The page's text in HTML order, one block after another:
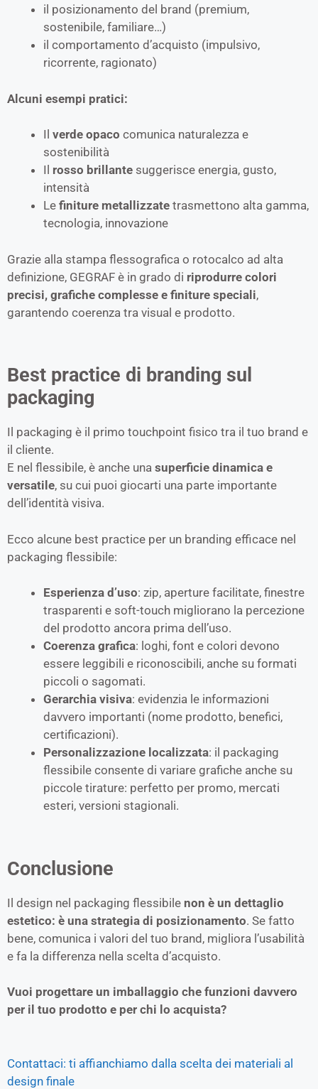
il posizionamento del brand (premium,
sostenibile, familiare…)
il comportamento d’acquisto (impulsivo,
ricorrente, ragionato)
Alcuni esempi pratici:
Il verde opaco comunica naturalezza e
sostenibilità
Il rosso brillante suggerisce energia, gusto,
intensità
Le finiture metallizzate trasmettono alta gamma,
tecnologia, innovazione
Grazie alla stampa flessografica o rotocalco ad alta
definizione, GEGRAF è in grado di riprodurre colori
precisi, grafiche complesse e finiture speciali,
garantendo coerenza tra visual e prodotto.
Best practice di branding sul
packaging
Il packaging è il primo touchpoint fisico tra il tuo brand e
il cliente.
E nel flessibile, è anche una superficie dinamica e
versatile, su cui puoi giocarti una parte importante
dell’identità visiva.
Ecco alcune best practice per un branding efficace nel
packaging flessibile:
Esperienza d’uso: zip, aperture facilitate, finestre
trasparenti e soft-touch migliorano la percezione
del prodotto ancora prima dell’uso.
Coerenza grafica: loghi, font e colori devono
essere leggibili e riconoscibili, anche su formati
piccoli o sagomati.
Gerarchia visiva: evidenzia le informazioni
davvero importanti (nome prodotto, benefici,
certificazioni).
Personalizzazione localizzata: il packaging
flessibile consente di variare grafiche anche su
piccole tirature: perfetto per promo, mercati
esteri, versioni stagionali.
Conclusione
Il design nel packaging flessibile non è un dettaglio
estetico: è una strategia di posizionamento. Se fatto
bene, comunica i valori del tuo brand, migliora l’usabilità
e fa la differenza nella scelta d’acquisto.
Vuoi progettare un imballaggio che funzioni davvero
per il tuo prodotto e per chi lo acquista?
Contattaci: ti affianchiamo dalla scelta dei materiali al
design finale